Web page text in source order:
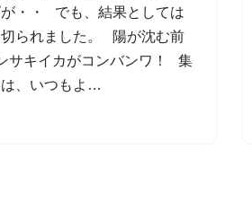
・・ でも、結果としては
られました。 陽が沈む前
サキイカがコンバンワ！ 集
、いつもよ…